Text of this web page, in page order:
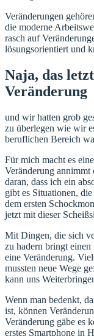
Veränderungen
die moderne
rasch auf
lösungsorientiert und
Naja, das
Veränderung
und wir hatten grob
zu überlegen wie wir
beruflichen Bereich
Für mich macht es
Veränderung
daran, dass ich ein
gibt es Situationen,
dem ersten
jetzt mit dieser
Mit Dingen, die sich
zu hadern bringt
eine Veränderung.
mussten neue Wege
kann uns
Wenn man bedenkt,
ist, können
Veränderung gäbe es
erstes Smartphone in